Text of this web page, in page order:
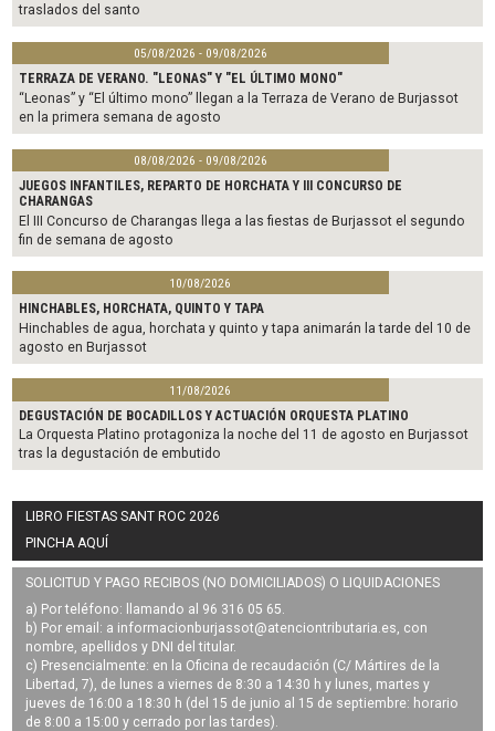
traslados del santo
05/08/2026 - 09/08/2026
TERRAZA DE VERANO. "LEONAS" Y "EL ÚLTIMO MONO"
“Leonas” y “El último mono” llegan a la Terraza de Verano de Burjassot
en la primera semana de agosto
08/08/2026 - 09/08/2026
JUEGOS INFANTILES, REPARTO DE HORCHATA Y III CONCURSO DE
CHARANGAS
El III Concurso de Charangas llega a las fiestas de Burjassot el segundo
fin de semana de agosto
10/08/2026
HINCHABLES, HORCHATA, QUINTO Y TAPA
Hinchables de agua, horchata y quinto y tapa animarán la tarde del 10 de
agosto en Burjassot
11/08/2026
DEGUSTACIÓN DE BOCADILLOS Y ACTUACIÓN ORQUESTA PLATINO
La Orquesta Platino protagoniza la noche del 11 de agosto en Burjassot
tras la degustación de embutido
LIBRO FIESTAS SANT ROC 2026
PINCHA AQUÍ
SOLICITUD Y PAGO RECIBOS (NO DOMICILIADOS) O LIQUIDACIONES
a) Por teléfono: llamando al 96 316 05 65.
b) Por email: a informacionburjassot@atenciontributaria.es, con
nombre, apellidos y DNI del titular.
c) Presencialmente: en la Oficina de recaudación (C/ Mártires de la
Libertad, 7), de lunes a viernes de 8:30 a 14:30 h y lunes, martes y
jueves de 16:00 a 18:30 h (del 15 de junio al 15 de septiembre: horario
de 8:00 a 15:00 y cerrado por las tardes).